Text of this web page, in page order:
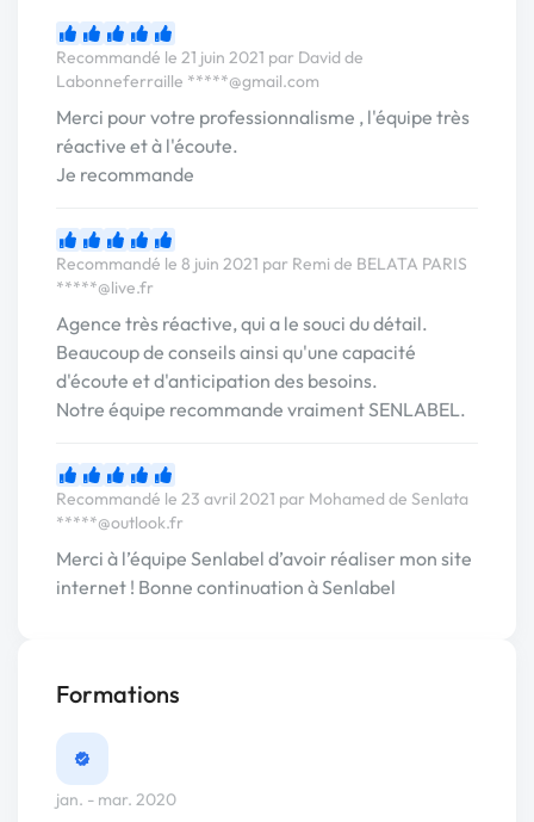
Recommandé le 21 juin 2021 par David de
Labonneferraille *****@gmail.com
Merci pour votre professionnalisme , l'équipe très
réactive et à l'écoute.
Je recommande
Recommandé le 8 juin 2021 par Remi de BELATA PARIS
*****@live.fr
Agence très réactive, qui a le souci du détail.
Beaucoup de conseils ainsi qu'une capacité
d'écoute et d'anticipation des besoins.
Notre équipe recommande vraiment SENLABEL.
Recommandé le 23 avril 2021 par Mohamed de Senlata
*****@outlook.fr
Merci à l’équipe Senlabel d’avoir réaliser mon site
internet ! Bonne continuation à Senlabel
Formations
jan. - mar. 2020